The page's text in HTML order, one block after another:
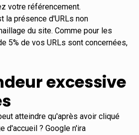
votre référencement.
la présence d'URLs non
du site. Comme pour les
5% de vos URLs sont concernées,
excessive
atteindre qu'après avoir cliqué
d'accueil ? Google n'ira